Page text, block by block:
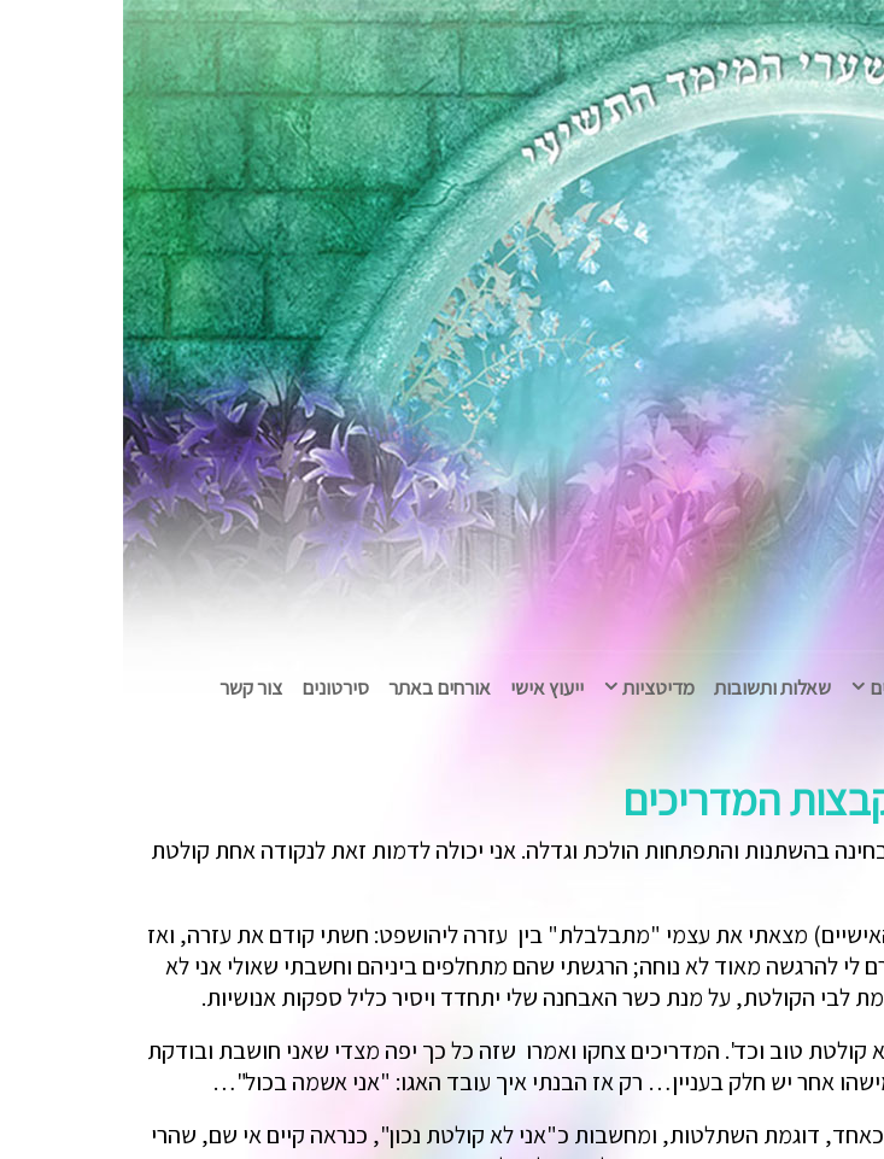
שאלות ותשובות מדיטציות ייעוץ אישי אורחים באתר סירטונים צור קשר
המדריכים
אני מבחינה בהשתנות והתפתחות הולכת וגדלה. אני יכולה לדמות זאת לנקודה אחת קולטת
מצאתי את עצמי "מתבלבלת" בין עזרה ליהושפט: חשתי קודם את עזרה, ואז
להרגשה מאוד לא נוחה; הרגשתי שהם מתחלפים ביניהם וחשבתי שאולי אני לא
לבי הקולטת, על מנת כשר האבחנה שלי יתחדד ויסיר כליל ספקות אנושיות.
טוב וכד'. המדריכים צחקו ואמרו שזה כל כך יפה מצדי שאני חושבת ובודקת
אחר יש חלק בעניין… רק אז הבנתי איך עובד האגו: "אני אשמה בכול"…
דוגמת השתלטות, ומחשבות כ"אני לא קולטת נכון", כנראה קיים אי שם, שהרי